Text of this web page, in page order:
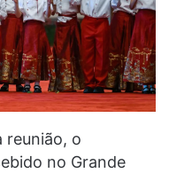
reunião, o
no Grande